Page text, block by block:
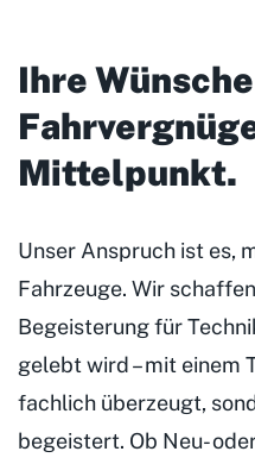
Ihre
Mittelpunkt.
Unser Anspruch ist es,
Fahrzeuge. Wir
Begeisterung für
gelebt wird – mit einem
fachlich überzeugt,
begeistert. Ob Neu-